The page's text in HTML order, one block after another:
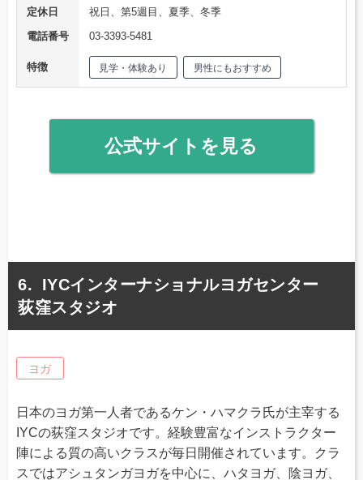
定休日
祝日、第5週目、夏季、冬季
電話番号
03-3393-5481
特徴 見学・体験あり 男性にもおすすめ
公式サイトを見る
IYCインターナショナルヨガセンター
荻窪スタジオ
ヨガ
日本のヨガ第一人者であるケン・ハマクラ氏が主宰する
IYCの荻窪スタジオです。経験豊富なインストラクター
陣による質の高いクラスが毎日開催されています。クラ
スではアシュタンガヨガを中心に、ハタヨガ、陰ヨガ、